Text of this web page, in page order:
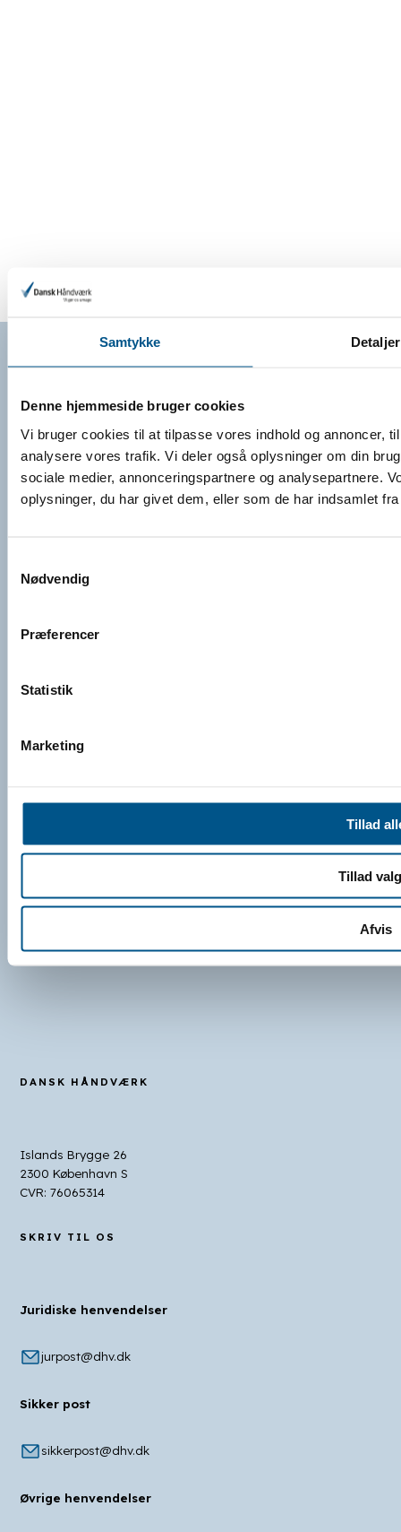
Samtykke Detaljer
Denne hjemmeside bruger cookies
Vi bruger cookies til at tilpasse vores indhold og annoncer,
analysere vores trafik. Vi deler også oplysninger om din
sociale medier, annonceringspartnere og analysepartnere.
oplysninger, du har givet dem, eller som de har indsamlet
Nødvendig
Præferencer
Statistik
Marketing
Tillad
Tillad
Afvis
DANSK HÅNDVÆRK
Islands Brygge 26
2300 København S
CVR: 76065314
SKRIV TIL OS
Juridiske henvendelser
jurpost@dhv.dk
Sikker post
sikkerpost@dhv.dk
Øvrige henvendelser